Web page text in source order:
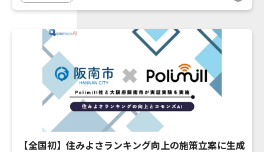
【全国初】住みよさランキング向上の施策立案に生成